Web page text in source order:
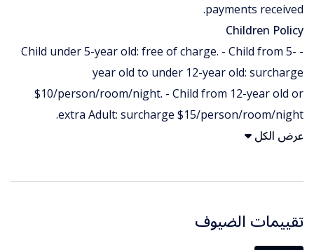
payments received.
Children Policy
- Child under 5-year old: free of charge. - Child from 5-
year old to under 12-year old: surcharge
$10/person/room/night. - Child from 12-year old or
extra Adult: surcharge $15/person/room/night.
عرض الكل
تقييمات الضيوف